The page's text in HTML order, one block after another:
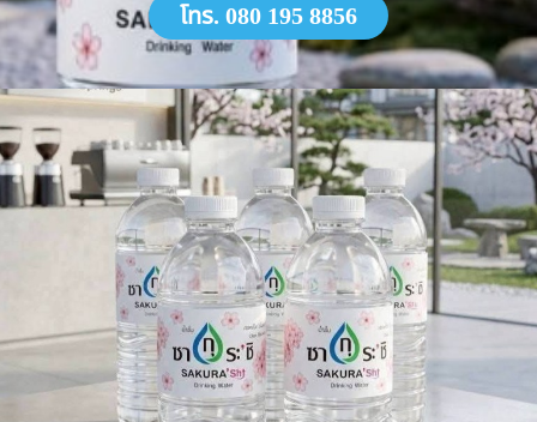
โทร. 080 195 8856